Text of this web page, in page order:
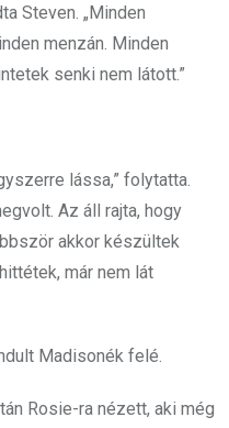
Steven. „Minden
menzán. Minden
senki nem látott.”
lássa,” folytatta.
Az áll rajta, hogy
akkor készültek
már nem lát
Madisonék felé.
Rosie-ra nézett, aki még